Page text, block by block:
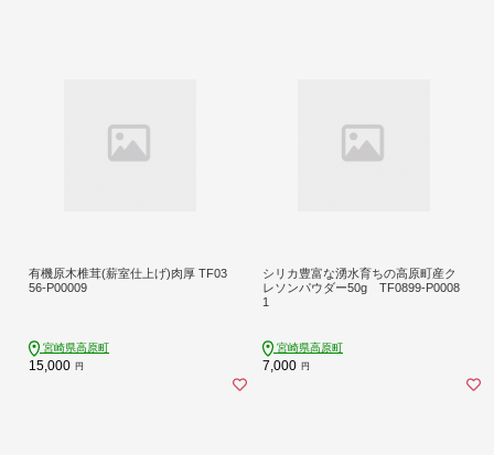
有機原木椎茸(薪室仕上げ)肉厚 TF03
56-P00009
宮崎県高原町
15,000 円
シリカ豊富な湧水育ちの高原町産ク
レソンパウダー50g TF0899-P0008
1
宮崎県高原町
7,000 円